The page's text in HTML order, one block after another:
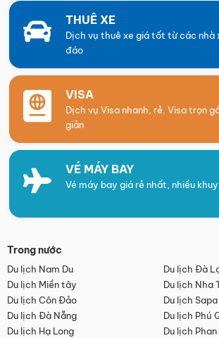
THUÊ XE
Dịch vụ thuê xe giá tốt từ các nhà
đáo
VISA
Dịch vụ Visa nhanh, rẻ. Visa trọn
giản
VÉ MÁY BAY
Vé máy bay giá rẻ nhất, nhiều
Trong nước
Du lịch Nam Du
Du lịch Đà
Du lịch Miền tây
Du lịch Nha
Du lịch Côn Đảo
Du lịch Sapa
Du lịch Đà Nẵng
Du lịch Phú
Du lịch Hạ Long
Du lịch